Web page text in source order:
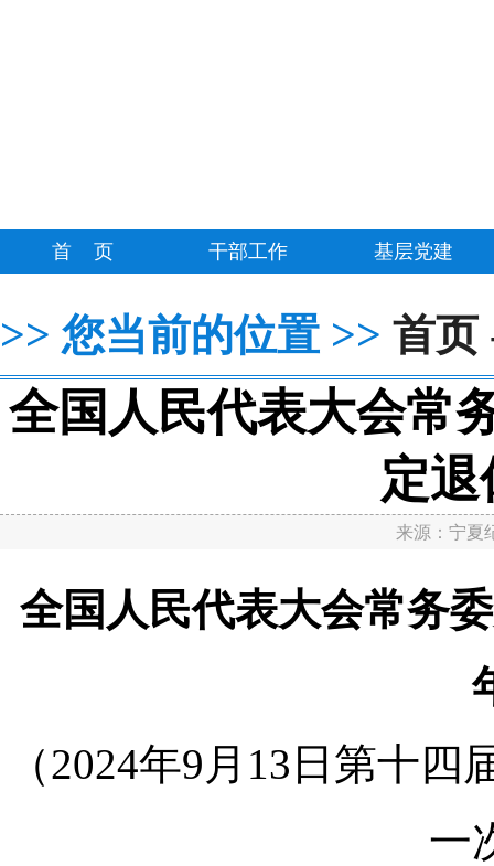
首 页 干部工作 基层党建
>> 您当前的位置 >> 首页
全国人民代表大会常
定
来源： 宁夏
全国人民代表大会常务
（2024年9月13日第十
一